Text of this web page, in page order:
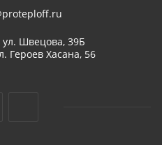
Швецова, 39Б
Героев Хасана, 56